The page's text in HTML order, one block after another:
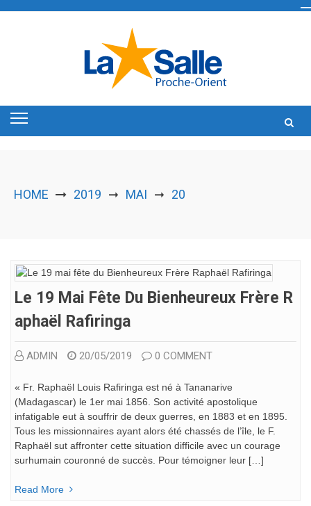
HOME 2019 ➞ MAI ➞ 20
Le 19 Mai Fête Du Bienheureux Frère R
Aphaël Rafiringa
ADMIN 20/05/2019 0 COMMENT
« Fr. Raphaël Louis Rafiringa est né à Tananarive
(Madagascar) le 1er mai 1856. Son activité apostolique
infatigable eut à souffrir de deux guerres, en 1883 et en 1895.
Tous les missionnaires ayant alors été chassés de l’île, le F.
Raphaël sut affronter cette situation difficile avec un courage
surhumain couronné de succès. Pour témoigner leur […]
Read More